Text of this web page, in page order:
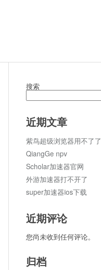
搜索
近期文章
紫鸟超级浏览器用不了了
QiangGe npv
Scholar加速器官网
外游加速器打不开了
super加速器ios下载
近期评论
您尚未收到任何评论。
归档